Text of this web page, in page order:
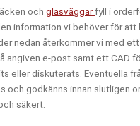
och glasväggarfyll i
information vi behöver för att
nedan återkommer vi med ett
angiven e-post samt ett CAD
eller diskuterats. Eventuella
och godkänns innan slutligen
säkert.